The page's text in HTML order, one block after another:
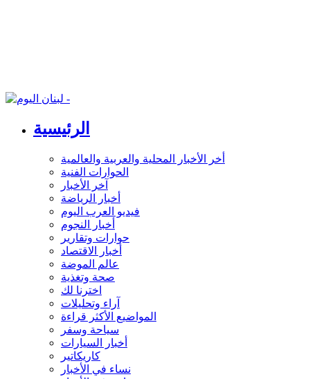
الرئيسية
أخر الأخبار المحلية والعربية والعالمية
الحوارات الفنية
آخر الأخبار
أخبار الرياضة
فيديو العرب اليوم
أخبار النجوم
حوارات وتقارير
أخبار الاقتصاد
عالم الموضة
صحة وتغذية
اخترنا لك
آراء وتحليلات
المواضيع الأكثر قراءة
سياحة وسفر
أخبار السيارات
كاريكاتير
نساء في الأخبار